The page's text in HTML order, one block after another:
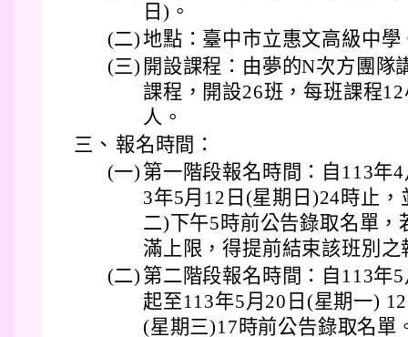
日)。
(二)地點：臺中市立惠文高級中學
(三) 開設課程：由夢的N次方團隊
課程，開設26班，每班課程
人。
三、 報名時間：
(一) 第一階段報名時間：自113年
3年5月12日(星期日)24時止
二)下午5時前公告錄取名單
滿上限，得提前結束該班別之
(二) 第二階段報名時間：自113年
起至113年5月20日(星期一)
(星期三)17時前公告錄取名單